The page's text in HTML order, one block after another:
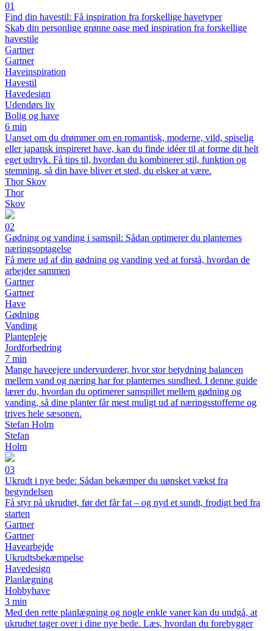
01
Find din havestil: Få inspiration fra forskellige havetyper
Skab din personlige grønne oase med inspiration fra forskellige
havestile
Gartner
Gartner
Haveinspiration
Havestil
Havedesign
Udendørs liv
Bolig og have
6 min
Uanset om du drømmer om en romantisk, moderne, vild, spiselig
eller japansk inspireret have, kan du finde idéer til at forme dit helt
eget udtryk. Få tips til, hvordan du kombinerer stil, funktion og
stemning, så din have bliver et sted, du elsker at være.
Thor Skov
Thor
Skov
02
Gødning og vanding i samspil: Sådan optimerer du planternes
næringsoptagelse
Få mere ud af din gødning og vanding ved at forstå, hvordan de
arbejder sammen
Gartner
Gartner
Have
Gødning
Vanding
Plantepleje
Jordforbedring
7 min
Mange haveejere undervurderer, hvor stor betydning balancen
mellem vand og næring har for planternes sundhed. I denne guide
lærer du, hvordan du optimerer samspillet mellem gødning og
vanding, så dine planter får mest muligt ud af næringsstofferne og
trives hele sæsonen.
Stefan Holm
Stefan
Holm
03
Ukrudt i nye bede: Sådan bekæmper du uønsket vækst fra
begyndelsen
Få styr på ukrudtet, før det får fat – og nyd et sundt, frodigt bed fra
starten
Gartner
Gartner
Havearbejde
Ukrudtsbekæmpelse
Havedesign
Planlægning
Hobbyhave
3 min
Med den rette planlægning og nogle enkle vaner kan du undgå, at
ukrudtet tager over i dine nye bede. Læs, hvordan du forebygger